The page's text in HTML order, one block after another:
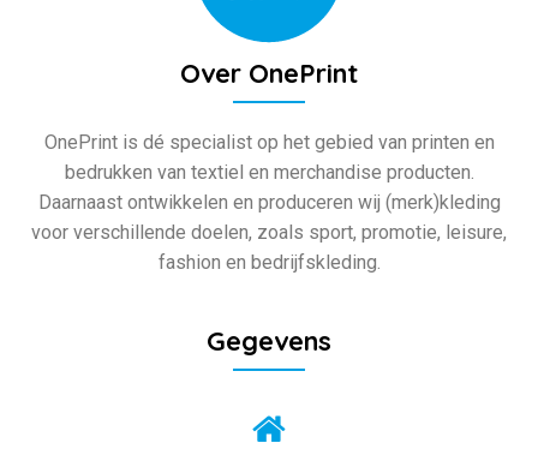
Over OnePrint
OnePrint is dé specialist op het gebied van printen en
bedrukken van textiel en merchandise producten.
Daarnaast ontwikkelen en produceren wij (merk)kleding
voor verschillende doelen, zoals sport, promotie, leisure,
fashion en bedrijfskleding.
Gegevens